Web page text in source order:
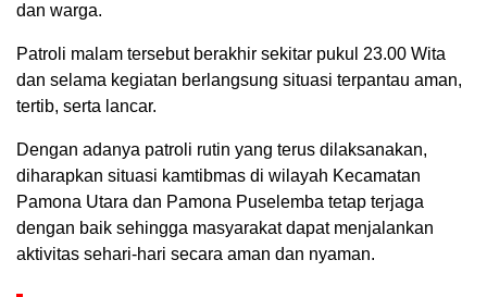
dan warga.
Patroli malam tersebut berakhir sekitar pukul 23.00 Wita
dan selama kegiatan berlangsung situasi terpantau aman,
tertib, serta lancar.
Dengan adanya patroli rutin yang terus dilaksanakan,
diharapkan situasi kamtibmas di wilayah Kecamatan
Pamona Utara dan Pamona Puselemba tetap terjaga
dengan baik sehingga masyarakat dapat menjalankan
aktivitas sehari-hari secara aman dan nyaman.